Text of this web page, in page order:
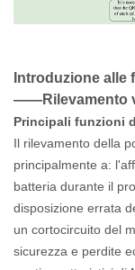
Introduzione alle
——Rilevamento
Principali funzioni
Il rilevamento della
principalmente a:
batteria durante il
disposizione errata
un cortocircuito del
sicurezza e perdite